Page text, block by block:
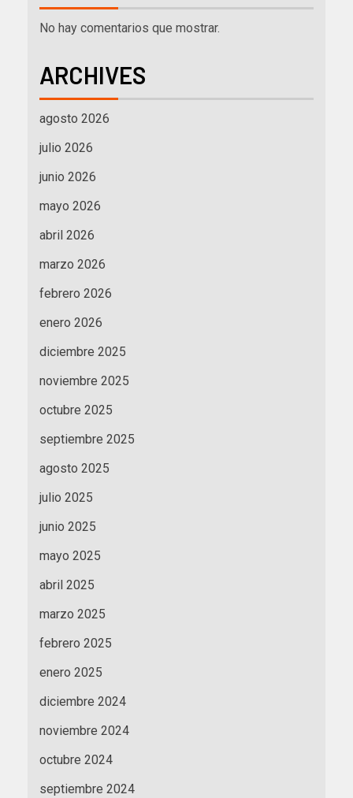
No hay comentarios que mostrar.
ARCHIVES
agosto 2026
julio 2026
junio 2026
mayo 2026
abril 2026
marzo 2026
febrero 2026
enero 2026
diciembre 2025
noviembre 2025
octubre 2025
septiembre 2025
agosto 2025
julio 2025
junio 2025
mayo 2025
abril 2025
marzo 2025
febrero 2025
enero 2025
diciembre 2024
noviembre 2024
octubre 2024
septiembre 2024